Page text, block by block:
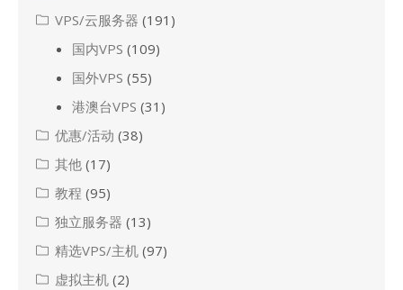
VPS/云服务器 (191)
国内VPS (109)
国外VPS (55)
港澳台VPS (31)
优惠/活动 (38)
其他 (17)
教程 (95)
独立服务器 (13)
精选VPS/主机 (97)
虚拟主机 (2)